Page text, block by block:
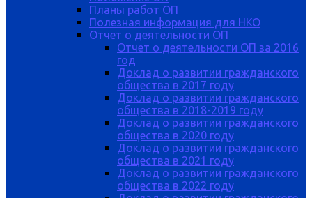
Планы работ ОП
Полезная информация для НКО
Отчет о деятельности ОП
Отчет о деятельности ОП за 2016
год
Доклад о развитии гражданского
общества в 2017 году
Доклад о развитии гражданского
общества в 2018-2019 году
Доклад о развитии гражданского
общества в 2020 году
Доклад о развитии гражданского
общества в 2021 году
Доклад о развитии гражданского
общества в 2022 году